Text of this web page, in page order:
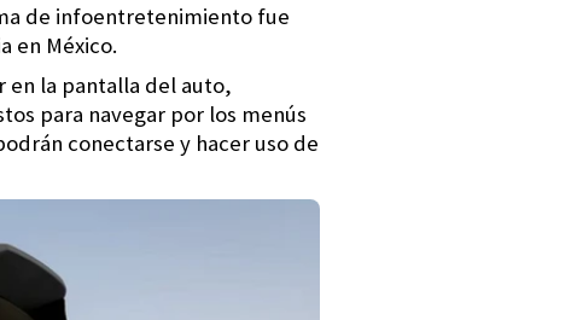
de infoentretenimiento fue
en México.
en la pantalla del auto,
para navegar por los menús
conectarse y hacer uso de